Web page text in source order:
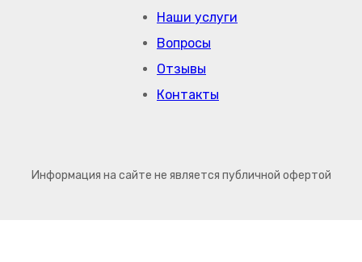
Наши услуги
Вопросы
Отзывы
Контакты
Информация на сайте не является публичной офертой